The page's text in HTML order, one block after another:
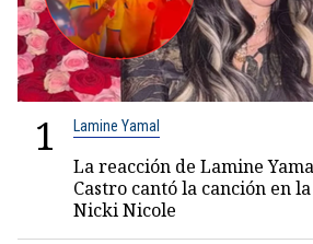
1 Lamine Yamal
La reacción de Lamine
Castro cantó la canción en
Nicki Nicole